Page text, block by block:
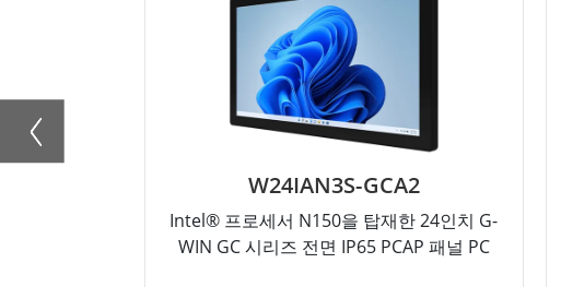
W24IAN3S-GCA2
Intel® 프로세서 N150을 탑재한 24인치 G-
WIN GC 시리즈 전면 IP65 PCAP 패널 PC